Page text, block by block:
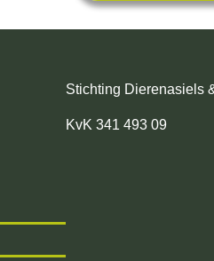
Stichting Dierenasiels
KvK 341 493 09